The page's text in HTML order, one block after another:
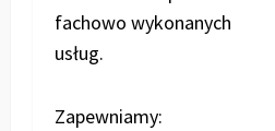
fachowo wykonanych
usług.
Zapewniamy: